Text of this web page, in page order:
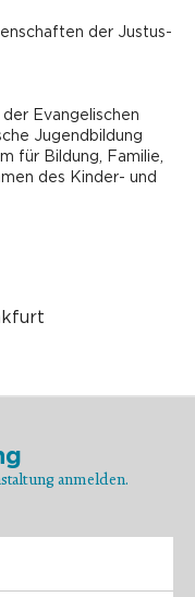
der Justus-
Evangelischen
Jugendbildung
für Bildung, Familie,
des Kinder- und
anmelden.